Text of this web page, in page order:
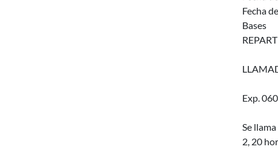
Fecha
Bases
Exp.
Se
2, 20